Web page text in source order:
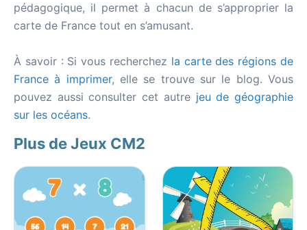
pédagogique, il permet à chacun de s’approprier la
carte de France tout en s’amusant.
À savoir : Si vous recherchez la carte des régions de
France à imprimer, elle se trouve sur le blog. Vous
pouvez aussi consulter cet autre jeu de géographie
sur les océans.
Plus de Jeux CM2